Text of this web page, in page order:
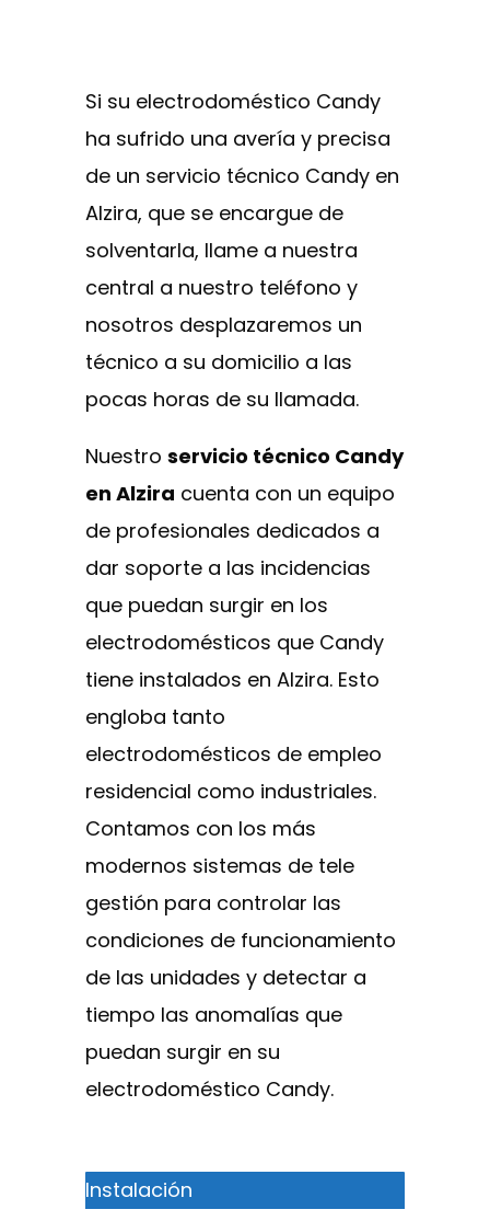
Si su electrodoméstico Candy
ha sufrido una avería y precisa
de un servicio técnico Candy en
Alzira, que se encargue de
solventarla, llame a nuestra
central a nuestro teléfono y
nosotros desplazaremos un
técnico a su domicilio a las
pocas horas de su llamada.
Nuestro servicio técnico Candy
en Alzira cuenta con un equipo
de profesionales dedicados a
dar soporte a las incidencias
que puedan surgir en los
electrodomésticos que Candy
tiene instalados en Alzira. Esto
engloba tanto
electrodomésticos de empleo
residencial como industriales.
Contamos con los más
modernos sistemas de tele
gestión para controlar las
condiciones de funcionamiento
de las unidades y detectar a
tiempo las anomalías que
puedan surgir en su
electrodoméstico Candy.
Instalación